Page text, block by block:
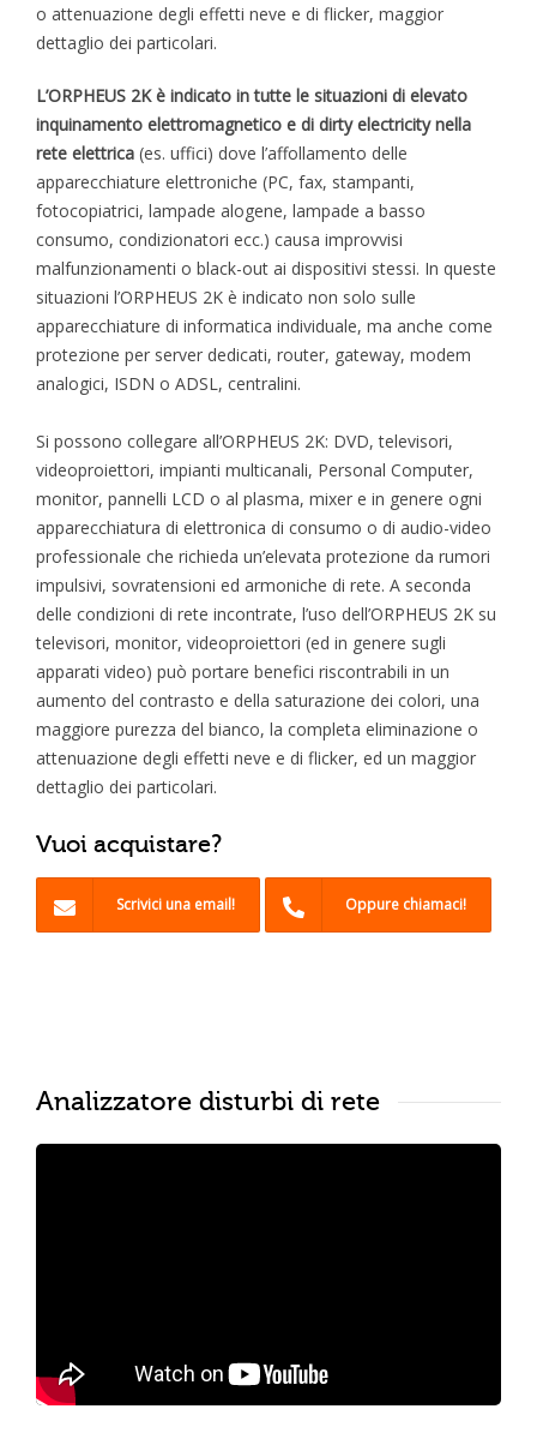
o attenuazione degli effetti neve e di flicker, maggior
dettaglio dei particolari.
L’ORPHEUS 2K è indicato in tutte le situazioni di elevato
inquinamento elettromagnetico e di dirty electricity nella
rete elettrica (es. uffici) dove l’affollamento delle
apparecchiature elettroniche (PC, fax, stampanti,
fotocopiatrici, lampade alogene, lampade a basso
consumo, condizionatori ecc.) causa improvvisi
malfunzionamenti o black-out ai dispositivi stessi. In queste
situazioni l’ORPHEUS 2K è indicato non solo sulle
apparecchiature di informatica individuale, ma anche come
protezione per server dedicati, router, gateway, modem
analogici, ISDN o ADSL, centralini.
Si possono collegare all’ORPHEUS 2K: DVD, televisori,
videoproiettori, impianti multicanali, Personal Computer,
monitor, pannelli LCD o al plasma, mixer e in genere ogni
apparecchiatura di elettronica di consumo o di audio-video
professionale che richieda un’elevata protezione da rumori
impulsivi, sovratensioni ed armoniche di rete. A seconda
delle condizioni di rete incontrate, l’uso dell’ORPHEUS 2K su
televisori, monitor, videoproiettori (ed in genere sugli
apparati video) può portare benefici riscontrabili in un
aumento del contrasto e della saturazione dei colori, una
maggiore purezza del bianco, la completa eliminazione o
attenuazione degli effetti neve e di flicker, ed un maggior
dettaglio dei particolari.
Vuoi acquistare?
Scrivici una email! Oppure chiamaci!
Analizzatore disturbi di rete